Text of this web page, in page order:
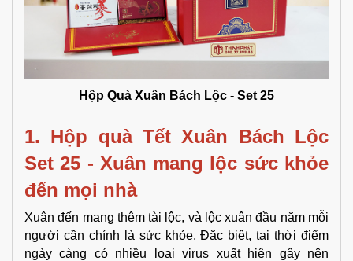
Hộp Quà Xuân Bách Lộc - Set 25
1. Hộp quà Tết Xuân Bách Lộc
Set 25 - Xuân mang lộc sức khỏe
đến mọi nhà
Xuân đến mang thêm tài lộc, và lộc xuân đầu năm mỗi
người cần chính là sức khỏe. Đặc biệt, tại thời điểm
ngày càng có nhiều loại virus xuất hiện gây nên